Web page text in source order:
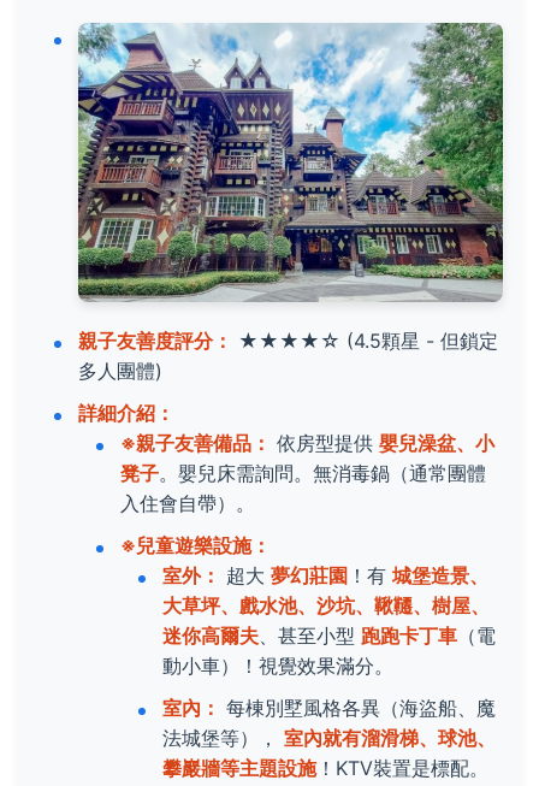
親子友善度評分： ★★★★☆ (4.5顆星 - 但鎖定
多人團體)
詳細介紹：
※親子友善備品： 依房型提供 嬰兒澡盆、小
凳子。嬰兒床需詢問。無消毒鍋（通常團體
入住會自帶）。
※兒童遊樂設施：
室外： 超大 夢幻莊園 ！有 城堡造景、
大草坪、戲水池、沙坑、鞦韆、樹屋、
迷你高爾夫、甚至小型 跑跑卡丁車 （電
動小車）！視覺效果滿分。
室內： 每棟別墅風格各異（海盜船、魔
法城堡等）， 室內就有溜滑梯、球池、
攀巖牆等主題設施！KTV裝置是標配。